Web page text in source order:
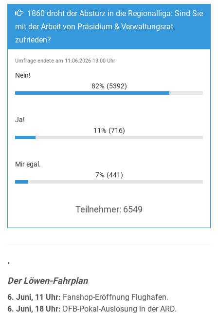
1860 droht der Absturz in die Regionalliga: Sind Sie
mit der Arbeit von Präsidium & Verwaltungsrat
zufrieden?
Umfrage endete am 11.06.2026 13:00 Uhr
Nein!
82% (5392)
Ja!
11% (716)
Mir egal.
7% (441)
Teilnehmer: 6549
•
Der Löwen-Fahrplan
6. Juni, 11 Uhr: Fanshop-Eröffnung Flughafen.
6. Juni, 18 Uhr: DFB-Pokal-Auslosung in der ARD.